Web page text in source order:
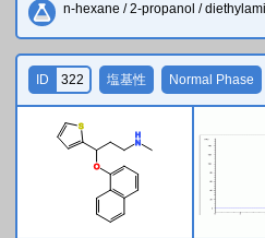
n-hexane / 2-propanol /
O
N
H
S
ID 322 塩基性 Normal Phase